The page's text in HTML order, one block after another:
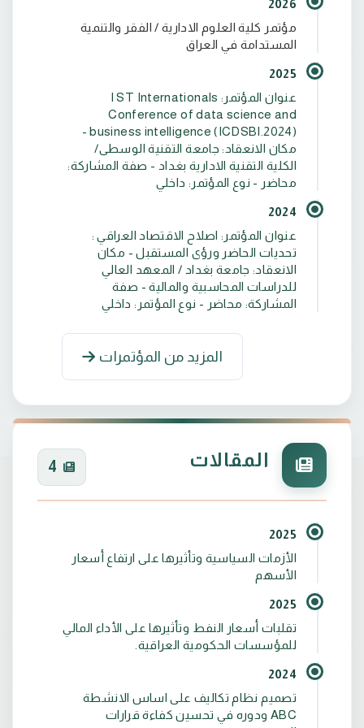
الدورات
- دورة في اعداد الحسابات الختامية للشركات في نقابة
- دورة في تنظيم حسابات الشركات الخاضعة للتدقيق
في نقابة المحاسبين والمدققين .
2026
مؤتمر كلية العلوم الادارية / الفقر والتنمية
المستدامة في العراق
2025
عنوان المؤتمر: I ST Internationals
Conference of data science and
business intelligence (ICDSBI.2024) -
مكان الانعقاد: جامعة التقنية الوسطى/
الكلية التقنية الادارية بغداد - صفة المشاركة:
محاضر - نوع المؤتمر: داخلي
2024
عنوان المؤتمر: اصلاح الاقتصاد العراقي :
تحديات الحاضر ورؤى المستقبل - مكان
الانعقاد: جامعة بغداد / المعهد العالي
للدراسات المحاسبية والمالية - صفة
المشاركة: محاضر - نوع المؤتمر: داخلي
المزيد من المؤتمرات
المقالات 4
2025
الأزمات السياسية وتأثيرها على ارتفاع أسعار
الأسهم
2025
تقلبات أسعار النفط وتأثيرها على الأداء المالي
للمؤسسات الحكومية العراقية.
2024
تصميم نظام تكاليف على اساس الانشطة
ABC ودوره في تحسين كفاءة قرارات